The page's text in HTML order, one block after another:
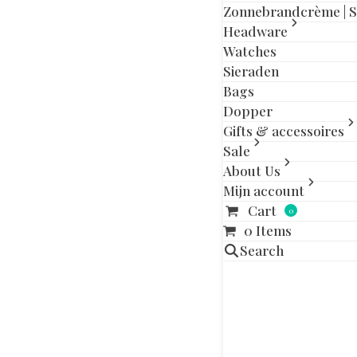
Zonnebrandcrème |
Headware
Watches
Sieraden
Bags
Dopper
Gifts & accessoires
Sale
About Us
Mijn account
Cart
0
0 Items
Search
slide
slide
Aanvullende
Maat
OUT OF STOCK
Dit
product